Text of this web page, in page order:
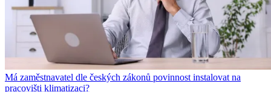
Má zaměstnavatel dle českých zákonů povinnost instalovat na
pracovišti klimatizaci?